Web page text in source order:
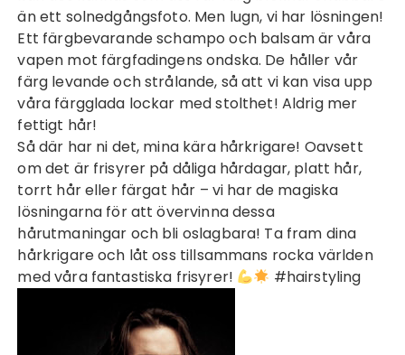
än ett solnedgångsfoto. Men lugn, vi har lösningen!
Ett färgbevarande schampo och balsam är våra
vapen mot färgfadingens ondska. De håller vår
färg levande och strålande, så att vi kan visa upp
våra färgglada lockar med stolthet! Aldrig mer
fettigt hår!
Så där har ni det, mina kära hårkrigare! Oavsett
om det är frisyrer på dåliga hårdagar, platt hår,
torrt hår eller färgat hår – vi har de magiska
lösningarna för att övervinna dessa
hårutmaningar och bli oslagbara! Ta fram dina
hårkrigare och låt oss tillsammans rocka världen
med våra fantastiska frisyrer!
#hairstyling